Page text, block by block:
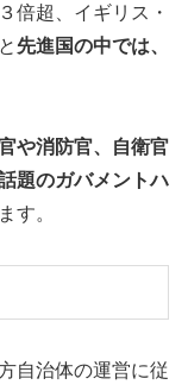
倍超、イギリス・
先進国の中では、
や消防官、自衛官
題のガバメントハ
す。
自治体の運営に従